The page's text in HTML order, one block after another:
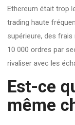
Ethereum était trop
trading haute
supérieure, des
10 000 ordres par
rivaliser avec les
Est-ce
même